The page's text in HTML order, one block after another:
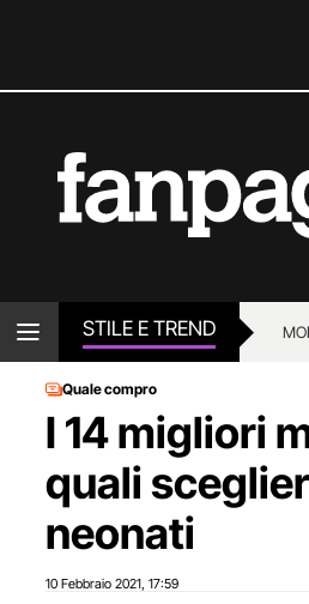
STILE E TREND
Quale compro
I 14 migliori
quali
neonati
10 Febbraio 2021 17:59